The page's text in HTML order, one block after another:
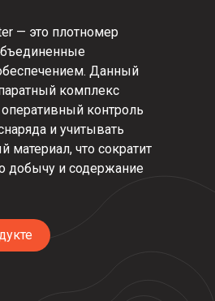
— это плотномер
Данный
комплекс
контроль
и учитывать
материал, что сократит
добычу и содержание